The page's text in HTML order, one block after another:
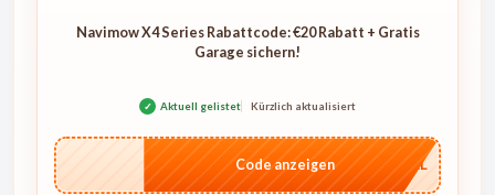
Navimow X4 Series Rabattcode: €20 Rabatt + Gratis
Garage sichern!
✓ Aktuell gelistet Kürzlich aktualisiert
…4KL
Code anzeigen